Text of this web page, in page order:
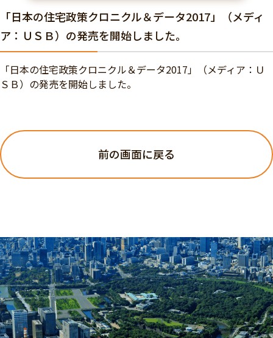
「日本の住宅政策クロニクル＆データ2017」（メディ
ア：ＵＳＢ）の発売を開始しました。
「日本の住宅政策クロニクル＆データ2017」（メディア：Ｕ
ＳＢ）の発売を開始しました。
前の画面に戻る